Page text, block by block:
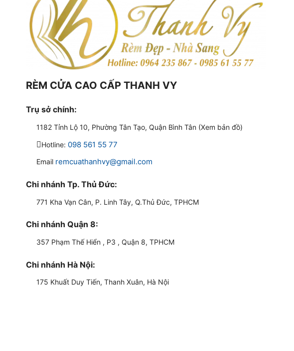
RÈM CỬA CAO CẤP THANH VY
Trụ sở chính:
1182 Tỉnh Lộ 10, Phường Tân Tạo, Quận Bình Tân (Xem bản đồ)
Hotline: 098 561 55 77
Email remcuathanhvy@gmail.com
Chi nhánh Tp. Thủ Đức:
771 Kha Vạn Cân, P. Linh Tây, Q.Thủ Đức, TPHCM
Chi nhánh Quận 8:
357 Phạm Thế Hiển , P3 , Quận 8, TPHCM
Chi nhánh Hà Nội:
175 Khuất Duy Tiến, Thanh Xuân, Hà Nội